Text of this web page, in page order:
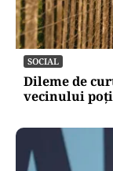
SOCIAL
Dileme de
vecinului